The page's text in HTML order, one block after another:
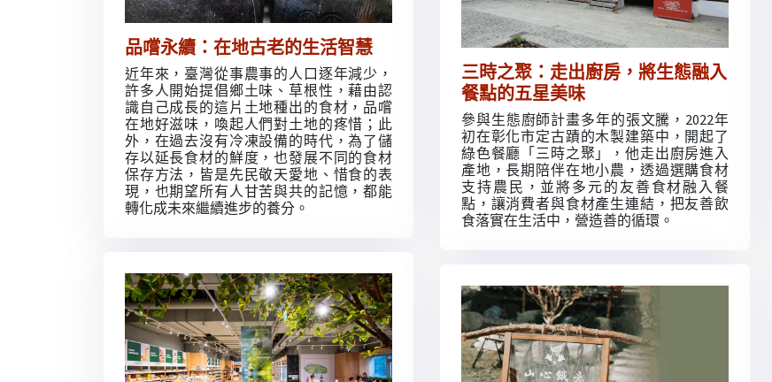
品嚐永續：在地古老的生活智慧
近年來，臺灣從事農事的人口逐年減少，
許多人開始提倡鄉土味、草根性，藉由認
識自己成長的這片土地種出的食材，品嚐
在地好滋味，喚起人們對土地的疼惜；此
外，在過去沒有冷凍設備的時代，為了儲
存以延長食材的鮮度，也發展不同的食材
保存方法，皆是先民敬天愛地、惜食的表
現，也期望所有人甘苦與共的記憶，都能
轉化成未來繼續進步的養分。
三時之聚：走出廚房，將生態融入
餐點的五星美味
參與生態廚師計畫多年的張文騰，2022年
初在彰化市定古蹟的木製建築中，開起了
綠色餐廳「三時之聚」，他走出廚房進入
產地，長期陪伴在地小農，透過選購食材
支持農民，並將多元的友善食材融入餐
點，讓消費者與食材產生連結，把友善飲
⻝落實在⽣活中，營造善的循環。